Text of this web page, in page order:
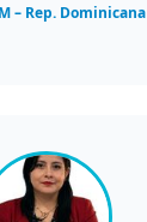
– Rep. Dominicana